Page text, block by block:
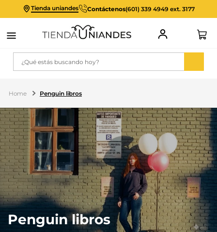
Tienda uniandes Contáctenos(601) 339 4949 ext. 3177
¿Qué estás buscando hoy?
Penguin libros
Penguin libros